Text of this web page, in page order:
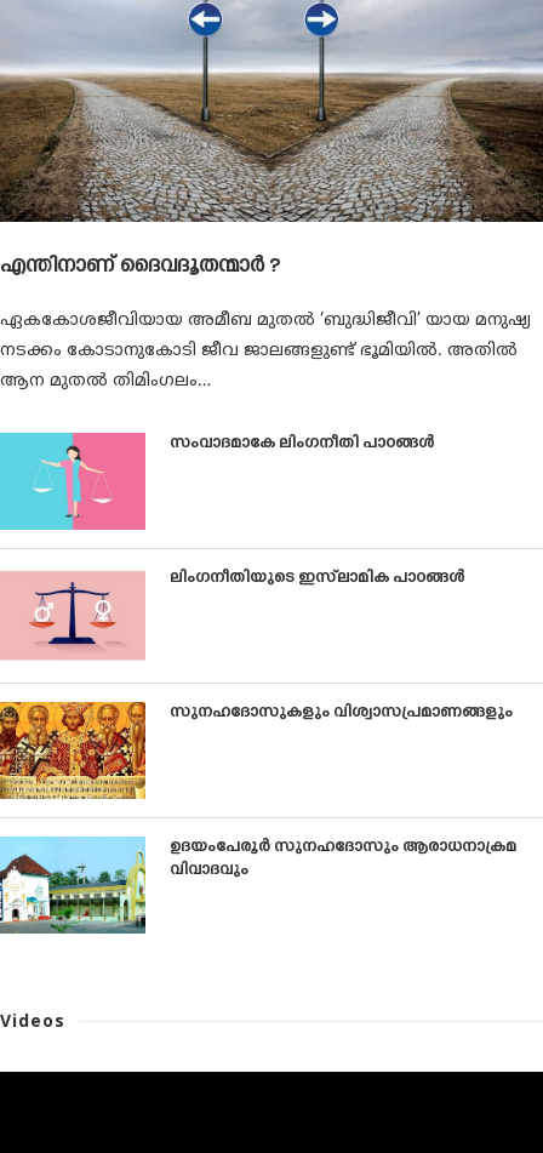
എന്തിനാണ് ദൈവദൂതന്മാര്‍ ?
ഏകകോശജീവിയായ അമീബ മുതല്‍ ‘ബുദ്ധിജീവി’ യായ മനുഷ്യ
നടക്കം കോടാനുകോടി ജീവ ജാലങ്ങളുണ്ട് ഭൂമിയില്‍. അതില്‍
ആന മുതല്‍ തിമിംഗലം…
സംവാദമാകേ ലിംഗനീതി പാഠങ്ങൾ
ലിംഗനീതിയുടെ ഇസ്‌ലാമിക പാഠങ്ങൾ
സുനഹദോസുകളും വിശ്വാസപ്രമാണങ്ങളും
ഉദയംപേരൂര്‍ സുനഹദോസും ആരാധനാക്രമ
വിവാദവും
Videos